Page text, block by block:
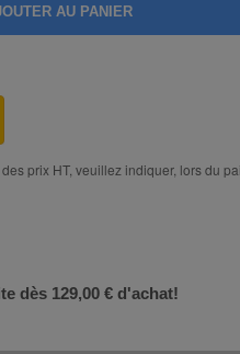
prix HT, veuillez indiquer, lors du
dès 129,00 € d'achat!